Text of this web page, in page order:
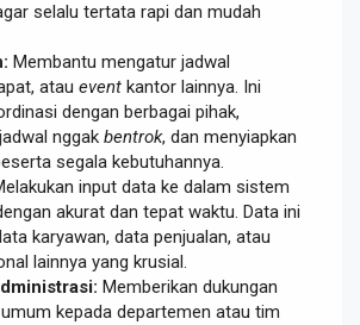
selalu tertata rapi dan mudah
Membantu mengatur jadwal
atau event kantor lainnya. Ini
dengan berbagai pihak,
nggak bentrok, dan menyiapkan
segala kebutuhannya.
input data ke dalam sistem
akurat dan tepat waktu. Data ini
karyawan, data penjualan, atau
lainnya yang krusial.
Memberikan dukungan
kepada departemen atau tim